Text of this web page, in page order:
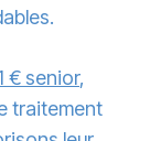
€ senior,
traitement